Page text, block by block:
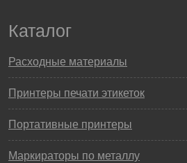
Каталог
Расходные материалы
Принтеры печати этикеток
Портативные принтеры
Маркираторы по металлу